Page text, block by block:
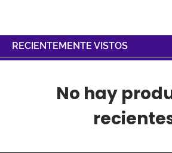
RECIENTEMENTE VISTOS
No hay